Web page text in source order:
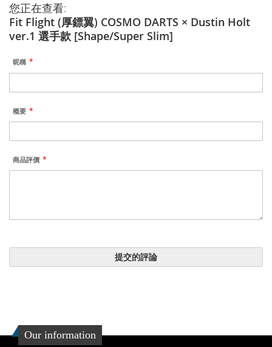
您正在查看:
Fit Flight (厚鏢翼) COSMO DARTS × Dustin Holt
ver.1 選手款 [Shape/Super Slim]
昵稱
概要
商品評價
提交的評論
Our information